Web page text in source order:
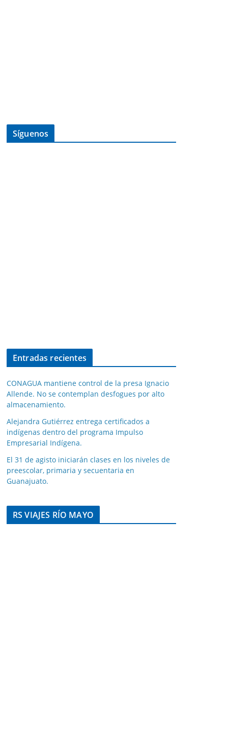
Síguenos
Entradas recientes
CONAGUA mantiene control de la presa Ignacio
Allende. No se contemplan desfogues por alto
almacenamiento.
Alejandra Gutiérrez entrega certificados a
indígenas dentro del programa Impulso
Empresarial Indígena.
El 31 de agisto iniciarán clases en los niveles de
preescolar, primaria y secuentaria en
Guanajuato.
RS VIAJES RÍO MAYO